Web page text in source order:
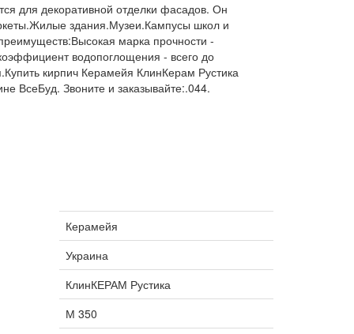
для декоративной отделки фасадов. Он
здания.Музеи.Кампусы школ и
марка прочности -
водопоглощения - всего до
кирпич Керамейя КлинКерам Рустика
ВсеБуд. Звоните и заказывайте:.044.
Керамейя
Украина
КлинКЕРАМ Рустика
М 350